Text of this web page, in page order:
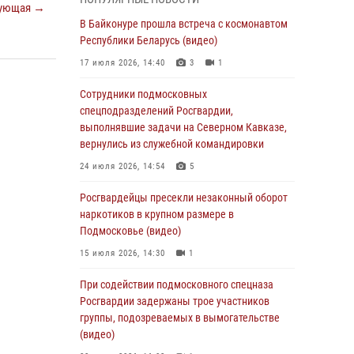
→
При содействии подмосковного спецназа
Росгвардии задержаны подозреваемые в
изготовлении поддельных документов
05 августа 2026, 15:48 1
Сотрудники спецподразделения
отработали навыки огневой подготовки на
04 августа 2026, 12:21
выезжали по сигналам «Тревога» с
охраняемых объектов в Подмосковье
04 августа 2026, 12:15
В Байконуре прошла встреча с космонавтом
Республики Беларусь (видео)
17 июля 2026, 14:40 3 1
Сотрудники подмосковных
спецподразделений Росгвардии,
выполнявшие задачи на Северном Кавказе,
вернулись из служебной командировки
24 июля 2026, 14:54 5
Росгвардейцы пресекли незаконный оборот
наркотиков в крупном размере в
Подмосковье (видео)
15 июля 2026, 14:30 1
При содействии подмосковного спецназа
Росгвардии задержаны трое участников
группы, подозреваемых в вымогательстве
(видео)